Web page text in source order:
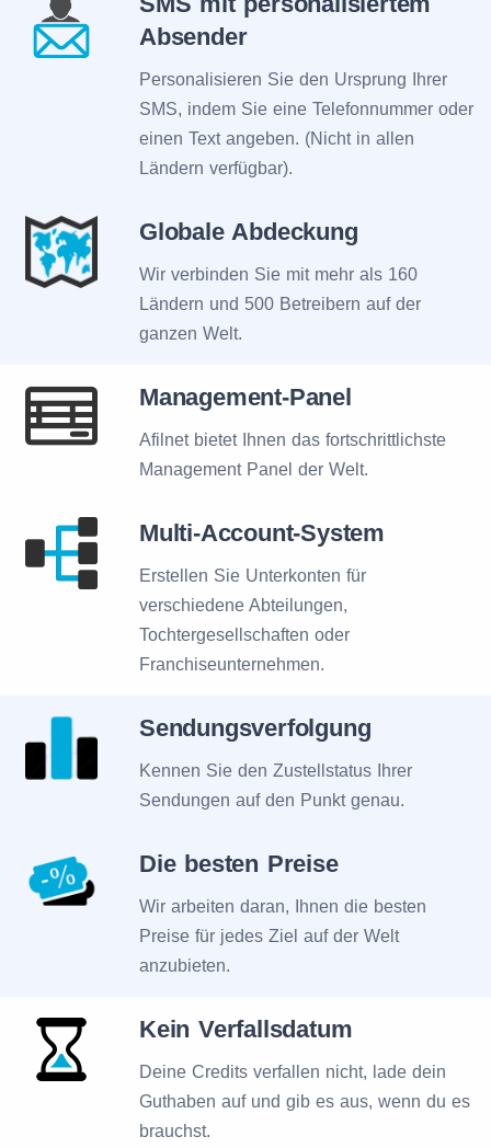
Absender
Personalisieren Sie den Ursprung Ihrer
SMS, indem Sie eine Telefonnummer oder
einen Text angeben. (Nicht in allen
Ländern verfügbar).
Globale Abdeckung
Wir verbinden Sie mit mehr als 160
Ländern und 500 Betreibern auf der
ganzen Welt.
Management-Panel
Afilnet bietet Ihnen das fortschrittlichste
Management Panel der Welt.
Multi-Account-System
Erstellen Sie Unterkonten für
verschiedene Abteilungen,
Tochtergesellschaften oder
Franchiseunternehmen.
Sendungsverfolgung
Kennen Sie den Zustellstatus Ihrer
Sendungen auf den Punkt genau.
Die besten Preise
Wir arbeiten daran, Ihnen die besten
Preise für jedes Ziel auf der Welt
anzubieten.
Kein Verfallsdatum
Deine Credits verfallen nicht, lade dein
Guthaben auf und gib es aus, wenn du es
brauchst.